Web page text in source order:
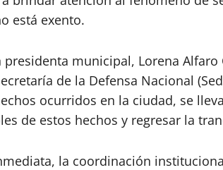
está exento.
presidenta municipal, Lorena
de la Defensa Nacional
ocurridos en la ciudad, se
de estos hechos y regresar la
la coordinación